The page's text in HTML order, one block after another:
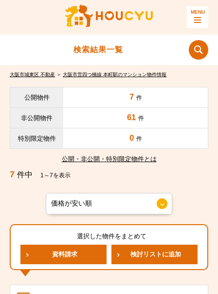
検索結果一覧
大阪市城東区 不動産 ＞ 大阪市営四つ橋線 本町駅のマンション物件情報
公開物件 7 件
非公開物件 61 件
特別限定物件 0 件
公開・非公開・特別限定物件とは
7 件中 1～7を表示
選択した物件をまとめて
資料請求 検討リストに追加